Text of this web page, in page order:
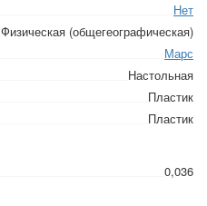
Нет
Физическая (общегеографическая)
Марс
Настольная
Пластик
Пластик
0,036